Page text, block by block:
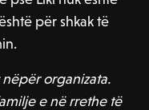
për shkak të
organizata.
e në rrethe të